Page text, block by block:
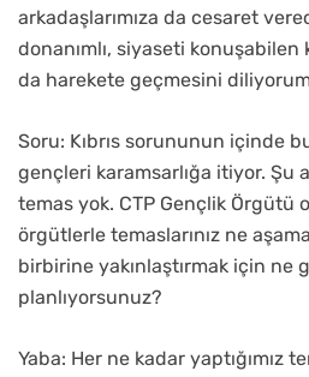
arkadaşlarımıza da cesaret
donanımlı, siyaseti konuşabilen
da harekete geçmesini
Soru: Kıbrıs sorununun içinde
gençleri karamsarlığa itiyor. Şu
temas yok. CTP Gençlik Örgütü
örgütlerle temaslarınız ne
birbirine yakınlaştırmak için ne
planlıyorsunuz?
Yaba: Her ne kadar yaptığımız